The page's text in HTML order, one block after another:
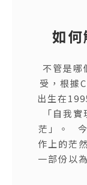
如
不管是哪
受，根據
出生在
「自我
茫」。 今
作上的茫
一部份以